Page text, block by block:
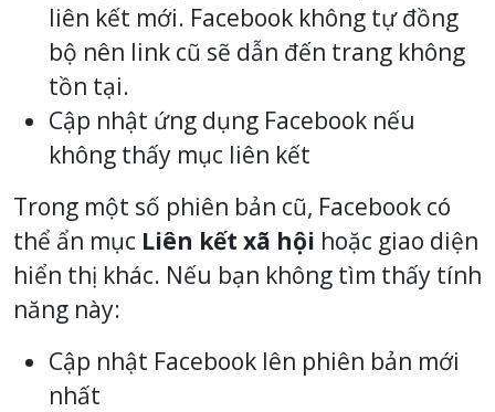
liên kết mới. Facebook không tự đồng
bộ nên link cũ sẽ dẫn đến trang không
tồn tại.
Cập nhật ứng dụng Facebook nếu
không thấy mục liên kết
Trong một số phiên bản cũ, Facebook có
thể ẩn mục Liên kết xã hội hoặc giao diện
hiển thị khác. Nếu bạn không tìm thấy tính
năng này:
Cập nhật Facebook lên phiên bản mới
nhất